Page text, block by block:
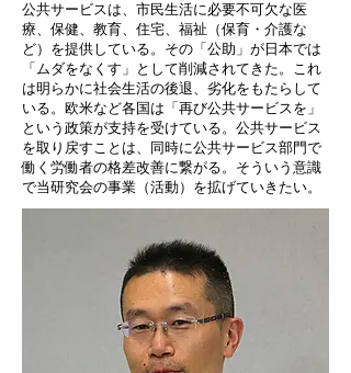
公共サービスは、市民生活に必要不可欠な医
療、保健、教育、住宅、福祉（保育・介護な
ど）を提供している。その「公助」が日本では
「ムダをなくす」として削減されてきた。これ
は明らかに社会生活の後退、劣化をもたらして
いる。欧米など各国は「再び公共サービスを」
という政策が支持を受けている。公共サービス
を取り戻すことは、同時に公共サービス部門で
働く労働者の格差改善に繋がる。そういう意識
で当研究会の事業（活動）を拡げていきたい。